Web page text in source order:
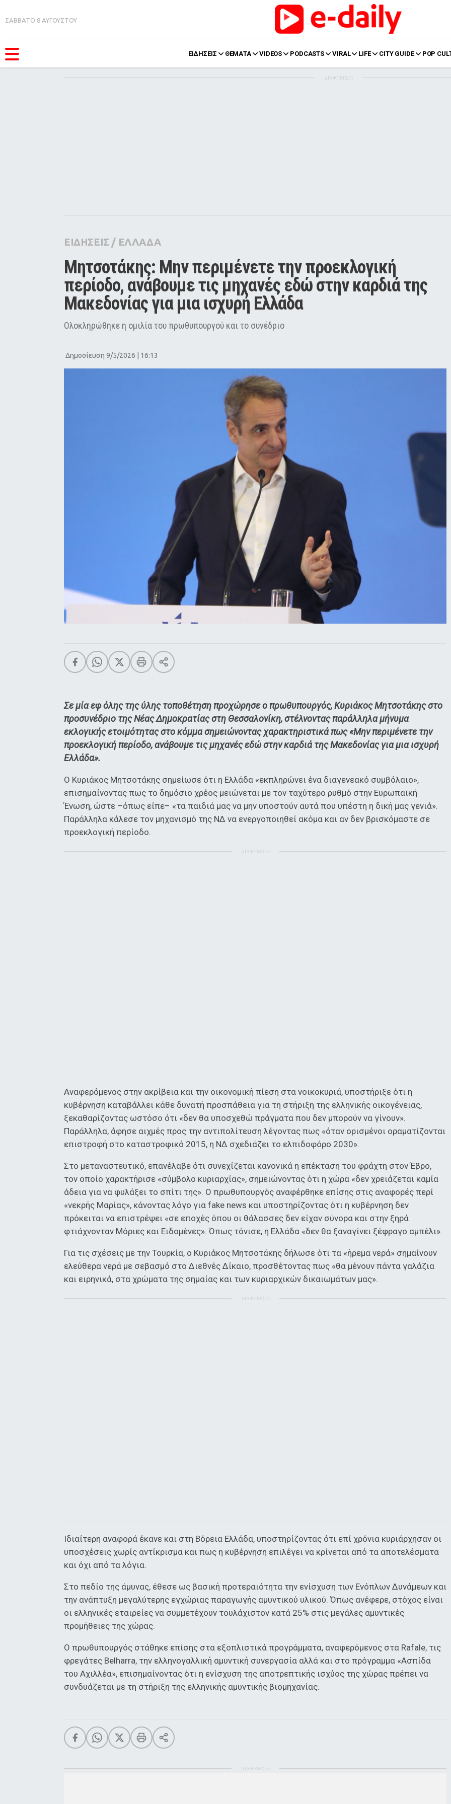
ΣΑΒΒΑΤΟ 8 ΑΥΓΟΥΣΤΟΥ
ΕΙΔΗΣΕΙΣ ΘΕΜΑΤΑ VIDEOS PODCASTS VIRAL LIFE CITY GUIDE POP
Pop Culture
Agenda
ΔΙΑΦΗΜΙΣΗ
ΕΙΔΗΣΕΙΣ / ΕΛΛΑΔΑ
Μητσοτάκης: Μην περιμένετε την προεκλογική
περίοδο, ανάβουμε τις μηχανές εδώ στην καρδιά της
Μακεδονίας για μια ισχυρή Ελλάδα
Ολοκληρώθηκε η ομιλία του πρωθυπουργού και το συνέδριο
Δημοσίευση 9/5/2026 | 16:13
Σε μία εφ όλης της ύλης τοποθέτηση προχώρησε ο πρωθυπουργός, Κυριάκος Μητσοτάκης στο
προσυνέδριο της Νέας Δημοκρατίας στη Θεσσαλονίκη, στέλνοντας παράλληλα μήνυμα
εκλογικής ετοιμότητας στο κόμμα σημειώνοντας χαρακτηριστικά πως «Μην περιμένετε την
προεκλογική περίοδο, ανάβουμε τις μηχανές εδώ στην καρδιά της Μακεδονίας για μια ισχυρή
Ελλάδα».
Ο Κυριάκος Μητσοτάκης σημείωσε ότι η Ελλάδα «εκπληρώνει ένα διαγενεακό συμβόλαιο»,
επισημαίνοντας πως το δημόσιο χρέος μειώνεται με τον ταχύτερο ρυθμό στην Ευρωπαϊκή
Ένωση, ώστε –όπως είπε– «τα παιδιά μας να μην υποστούν αυτά που υπέστη η δική μας γενιά».
Παράλληλα κάλεσε τον μηχανισμό της ΝΔ να ενεργοποιηθεί ακόμα και αν δεν βρισκόμαστε σε
προεκλογική περίοδο.
ΔΙΑΦΗΜΙΣΗ
Αναφερόμενος στην ακρίβεια και την οικονομική πίεση στα νοικοκυριά, υποστήριξε ότι η
κυβέρνηση καταβάλλει κάθε δυνατή προσπάθεια για τη στήριξη της ελληνικής οικογένειας,
ξεκαθαρίζοντας ωστόσο ότι «δεν θα υποσχεθώ πράγματα που δεν μπορούν να γίνουν».
Παράλληλα, άφησε αιχμές προς την αντιπολίτευση λέγοντας πως «όταν ορισμένοι οραματίζονται
επιστροφή στο καταστροφικό 2015, η ΝΔ σχεδιάζει το ελπιδοφόρο 2030».
Στο μεταναστευτικό, επανέλαβε ότι συνεχίζεται κανονικά η επέκταση του φράχτη στον Έβρο,
τον οποίο χαρακτήρισε «σύμβολο κυριαρχίας», σημειώνοντας ότι η χώρα «δεν χρειάζεται καμία
άδεια για να φυλάξει το σπίτι της». Ο πρωθυπουργός αναφέρθηκε επίσης στις αναφορές περί
«νεκρής Μαρίας», κάνοντας λόγο για fake news και υποστηρίζοντας ότι η κυβέρνηση δεν
πρόκειται να επιστρέψει «σε εποχές όπου οι θάλασσες δεν είχαν σύνορα και στην ξηρά
φτιάχνονταν Μόριες και Ειδομένες». Όπως τόνισε, η Ελλάδα «δεν θα ξαναγίνει ξέφραγο αμπέλι».
Για τις σχέσεις με την Τουρκία, ο Κυριάκος Μητσοτάκης δήλωσε ότι τα «ήρεμα νερά» σημαίνουν
ελεύθερα νερά με σεβασμό στο Διεθνές Δίκαιο, προσθέτοντας πως «θα μένουν πάντα γαλάζια
και ειρηνικά, στα χρώματα της σημαίας και των κυριαρχικών δικαιωμάτων μας».
ΔΙΑΦΗΜΙΣΗ
Ιδιαίτερη αναφορά έκανε και στη Βόρεια Ελλάδα, υποστηρίζοντας ότι επί χρόνια κυριάρχησαν οι
υποσχέσεις χωρίς αντίκρισμα και πως η κυβέρνηση επιλέγει να κρίνεται από τα αποτελέσματα
και όχι από τα λόγια.
Στο πεδίο της άμυνας, έθεσε ως βασική προτεραιότητα την ενίσχυση των Ενόπλων Δυνάμεων και
την ανάπτυξη μεγαλύτερης εγχώριας παραγωγής αμυντικού υλικού. Όπως ανέφερε, στόχος είναι
οι ελληνικές εταιρείες να συμμετέχουν τουλάχιστον κατά 25% στις μεγάλες αμυντικές
προμήθειες της χώρας.
Ο πρωθυπουργός στάθηκε επίσης στα εξοπλιστικά προγράμματα, αναφερόμενος στα Rafale, τις
φρεγάτες Belharra, την ελληνογαλλική αμυντική συνεργασία αλλά και στο πρόγραμμα «Ασπίδα
του Αχιλλέα», επισημαίνοντας ότι η ενίσχυση της αποτρεπτικής ισχύος της χώρας πρέπει να
συνδυάζεται με τη στήριξη της ελληνικής αμυντικής βιομηχανίας.
ΔΙΑΦΗΜΙΣΗ